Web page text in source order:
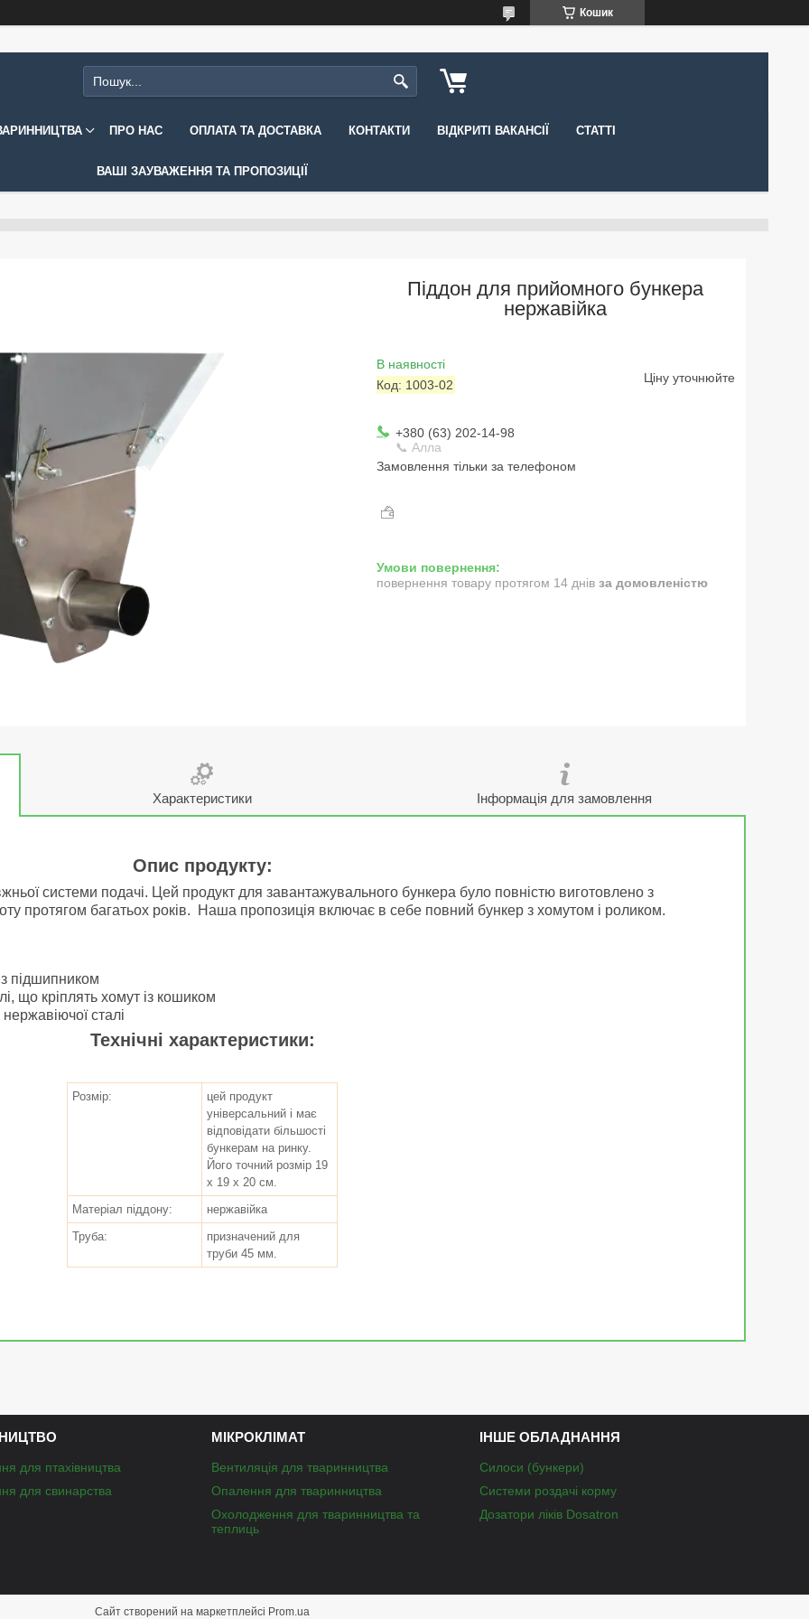
Кошик
ПРО НАС ОПЛАТА ТА ДОСТАВКА КОНТАКТИ ВІДКРИТІ ВАКАНСІЇ СТАТТІ
ВАШІ ЗАУВАЖЕННЯ ТА ПРОПОЗИЦІЇ
Піддон для прийомного бункера
нержавійка
В наявності
Код: 1003-02 Ціну уточнюйте
+380 (63) 202-14-98
📞 Алла
Замовлення тільки за телефоном
повернення товару протягом 14 днів за домовленістю
Характеристики Інформація для замовлення
Опис продукту:
системи подачі. Цей продукт для завантажувального бункера було повністю виготовлено з
протягом багатьох років. Наша пропозиція включає в себе повний бункер з хомутом і роликом.
підшипником
що кріплять хомут із кошиком
сталі
Технічні характеристики:
Розмір:
цей продукт
універсальний і має
відповідати більшості
бункерам на ринку.
Його точний розмір 19
х 19 х 20 см.
Матеріал піддону:
нержавійка
Труба:
призначений для
труби 45 мм.
для птахівництва
для свинарства
МІКРОКЛІМАТ
Вентиляція для тваринництва
Опалення для тваринництва
Охолодження для тваринництва та
теплиць
ІНШЕ ОБЛАДНАННЯ
Силоси (бункери)
Системи роздачі корму
Дозатори ліків Dosatron
Сайт створений на маркетплейсі Prom.ua